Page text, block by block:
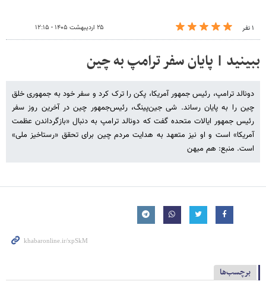
۱ نفر ۲۵ اردیبهشت ۱۴۰۵ - ۱۲:۱۵
ببینید | پایان سفر ترامپ به چین
دونالد ترامپ، رئیس جمهور آمریکا، پکن را ترک کرد و سفر خود به جمهوری خلق
چین را به پایان رساند. شی جین‌پینگ، رئیس‌جمهور چین در آخرین روز سفر
رئیس جمهور ایالات متحده گفت که دونالد ترامپ به دنبال «بازگرداندن عظمت
آمریکا» است و او نیز متعهد به هدایت مردم چین برای تحقق «رستاخیز ملی»
است. منبع: هم میهن
برچسب‌ها